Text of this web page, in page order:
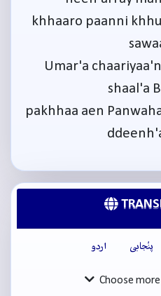
khhaaro paanni
Umar'a
shaal'a
pakhhaa aen
پنْجابی اردو
Choose